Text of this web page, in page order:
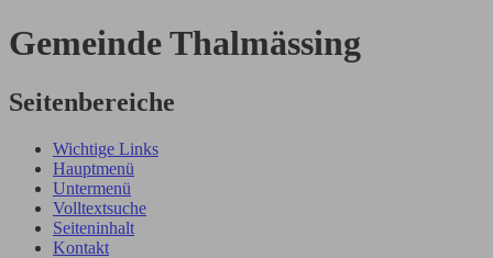
Gemeinde Thalmässing
Seitenbereiche
Wichtige Links
Hauptmenü
Untermenü
Volltextsuche
Seiteninhalt
Kontakt